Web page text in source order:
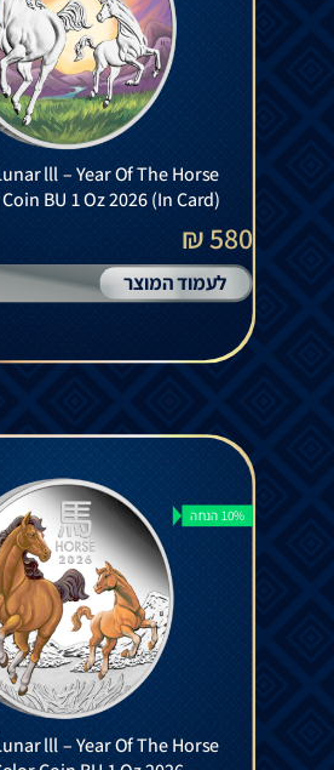
lll – Year Of The Horse
BU 1 Oz 2026 (In Card)
580 ₪
לעמוד המוצר
10% הנחה
lll – Year Of The Horse